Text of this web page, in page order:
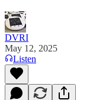
DVRI
May 12, 2025
Listen